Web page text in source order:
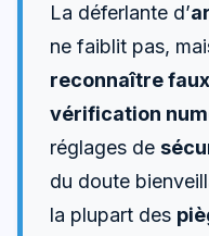
La déferlante d’
ne faiblit pas,
reconnaître faux
vérification
réglages de
du doute
la plupart des